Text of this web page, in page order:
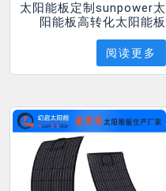
太阳能板定制sunpower太
阳能板高转化太阳能板
阅读更多